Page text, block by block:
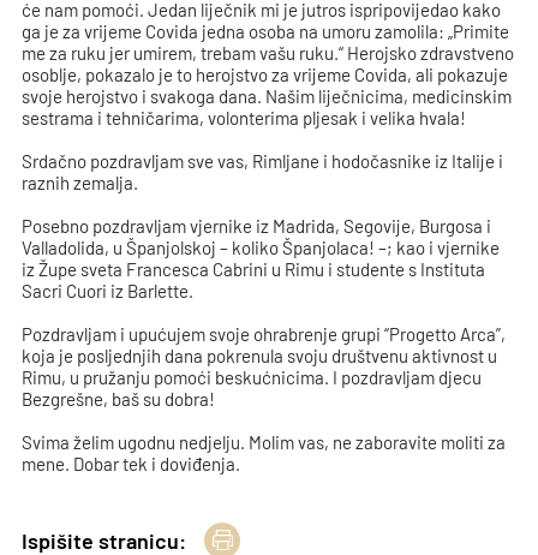
će nam pomoći. Jedan liječnik mi je jutros ispripovijedao kako
ga je za vrijeme Covida jedna osoba na umoru zamolila: „Primite
me za ruku jer umirem, trebam vašu ruku.“ Herojsko zdravstveno
osoblje, pokazalo je to herojstvo za vrijeme Covida, ali pokazuje
svoje herojstvo i svakoga dana. Našim liječnicima, medicinskim
sestrama i tehničarima, volonterima pljesak i velika hvala!
Srdačno pozdravljam sve vas, Rimljane i hodočasnike iz Italije i
raznih zemalja.
Posebno pozdravljam vjernike iz Madrida, Segovije, Burgosa i
Valladolida, u Španjolskoj – koliko Španjolaca! –; kao i vjernike
iz Župe sveta Francesca Cabrini u Rimu i studente s Instituta
Sacri Cuori iz Barlette.
Pozdravljam i upućujem svoje ohrabrenje grupi “Progetto Arca”,
koja je posljednjih dana pokrenula svoju društvenu aktivnost u
Rimu, u pružanju pomoći beskućnicima. I pozdravljam djecu
Bezgrešne, baš su dobra!
Svima želim ugodnu nedjelju. Molim vas, ne zaboravite moliti za
mene. Dobar tek i doviđenja.
Ispišite stranicu: